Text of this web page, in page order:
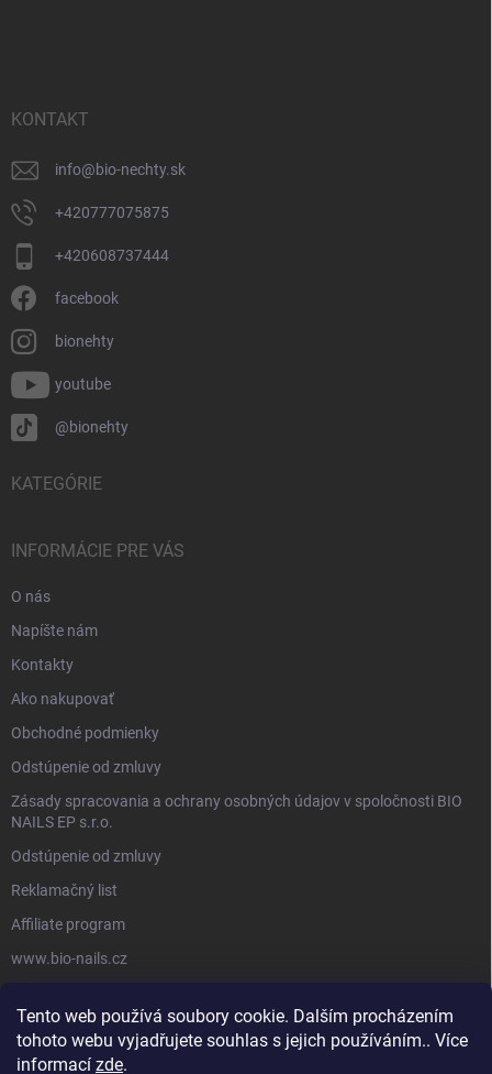
Tento web používá soubory cookie. Dalším procházením
tohoto webu vyjadřujete souhlas s jejich používáním.. Více
informací zde.
KONTAKT
info@bio-nechty.sk
+420777075875
+420608737444
facebook
bionehty
youtube
@bionehty
KATEGÓRIE
INFORMÁCIE PRE VÁS
O nás
Napíšte nám
Kontakty
Ako nakupovať
Obchodné podmienky
Odstúpenie od zmluvy
Zásady spracovania a ochrany osobných údajov v spoločnosti BIO
NAILS EP s.r.o.
Odstúpenie od zmluvy
Reklamačný list
Affiliate program
www.bio-nails.cz
FACEBOOK